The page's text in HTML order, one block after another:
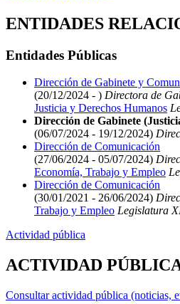
ENTIDADES
Entidades Públicas
Dirección de Gabinete y
(20/12/2024 - ) Directora de
Justicia y Derechos Humanos
Dirección de Gabinete
(06/07/2024 - 19/12/2024)
Dirección de Comunicación
(27/06/2024 - 05/07/2024)
Economía, Trabajo y Empleo
Dirección de Comunicación
(30/01/2021 - 26/06/2024)
Trabajo y Empleo Legislatura
Actividad pública
ACTIVIDAD
Consultar actividad pública (noticias,